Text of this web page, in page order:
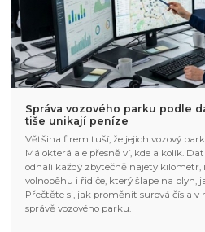
Správa vozového parku podle
tiše unikají peníze
Většina firem tuší, že jejich vozový
Málokterá ale přesně ví, kde a kolik.
odhalí každý zbytečně najetý kilometr,
volnoběhu i řidiče, který šlape na plyn,
Přečtěte si, jak proměnit surová čísla v
správě vozového parku.